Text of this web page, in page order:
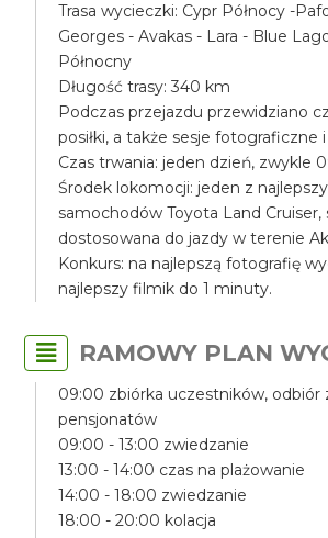
Trasa wycieczki: Cypr Północy -
Georges - Avakas - Lara - Blue
Północny
Długość trasy: 340 km
Podczas przejazdu przewidziano
posiłki, a także sesje fotograficzne
Czas trwania: jeden dzień, zwykle
Środek lokomocji: jeden z
samochodów Toyota Land Cruiser,
dostosowana do jazdy w terenie
Konkurs: na najlepszą fotografię
najlepszy filmik do 1 minuty.
RAMOWY PLAN
09:00 zbiórka uczestników, odbiór
pensjonatów
09:00 - 13:00 zwiedzanie
13:00 - 14:00 czas na plażowanie
14:00 - 18:00 zwiedzanie
18:00 - 20:00 kolacja